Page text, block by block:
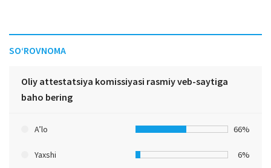
SO‘ROVNOMA
Oliy attestatsiya komissiyasi rasmiy veb-saytiga
baho bering
A’lo 66%
Yaxshi 6%